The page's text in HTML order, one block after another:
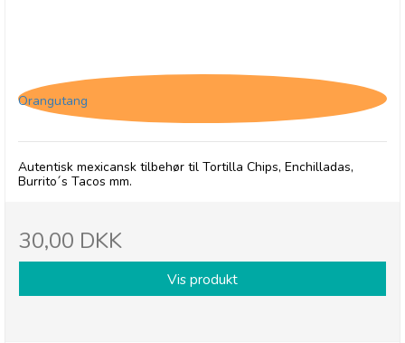
Orangutang
Autentisk mexicansk tilbehør til Tortilla Chips, Enchilladas,
Burrito´s Tacos mm.
30,00 DKK
Vis produkt